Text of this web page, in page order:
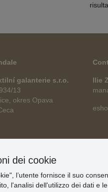
galanterie s.r.o.
13
okres Opava
Ilie
dei cookie
l’utente fornisce il suo
l'analisi dell'utilizzo dei dati e